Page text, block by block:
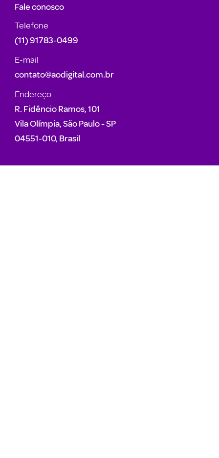
Fale conosco
Telefone
(11) 91783-0499
E-mail
contato@aodigital.com.br
Endereço
R. Fidêncio Ramos, 101
Vila Olímpia, São Paulo - SP
04551-010, Brasil